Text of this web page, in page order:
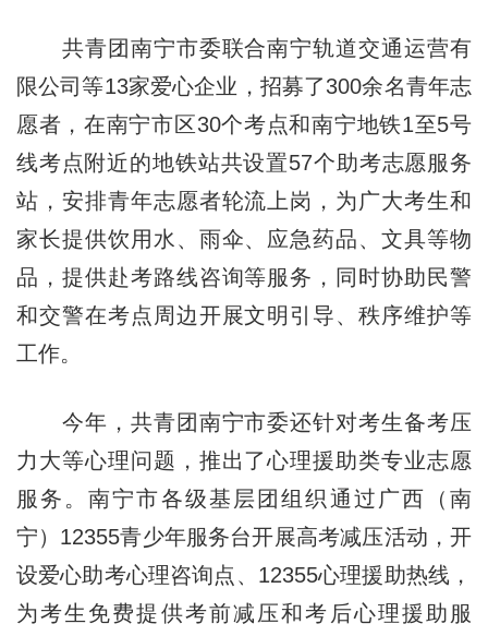
共青团南宁市委联合南宁轨道交通运营有
限公司等13家爱心企业，招募了300余名青年志
愿者，在南宁市区30个考点和南宁地铁1至5号
线考点附近的地铁站共设置57个助考志愿服务
站，安排青年志愿者轮流上岗，为广大考生和
家长提供饮用水、雨伞、应急药品、文具等物
品，提供赴考路线咨询等服务，同时协助民警
和交警在考点周边开展文明引导、秩序维护等
工作。
今年，共青团南宁市委还针对考生备考压
力大等心理问题，推出了心理援助类专业志愿
服务。南宁市各级基层团组织通过广西（南
宁）12355青少年服务台开展高考减压活动，开
设爱心助考心理咨询点、12355心理援助热线，
为考生免费提供考前减压和考后心理援助服